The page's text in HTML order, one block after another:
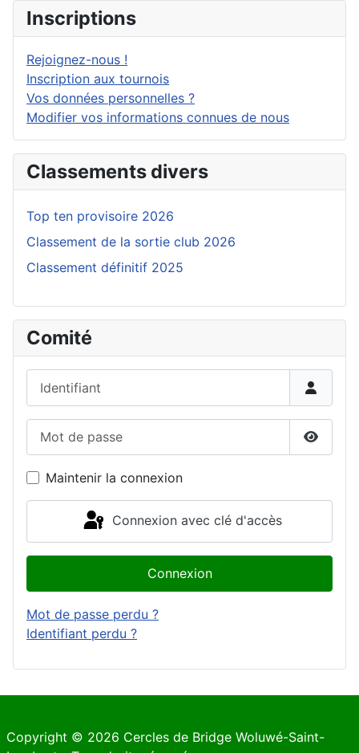
Inscriptions
Rejoignez-nous !
Inscription aux tournois
Vos données personnelles ?
Modifier vos informations connues de nous
Classements divers
Top ten provisoire 2026
Classement de la sortie club 2026
Classement définitif 2025
Comité
Maintenir la connexion
Connexion avec clé d'accès
Connexion
Mot de passe perdu ?
Identifiant perdu ?
Copyright © 2026 Cercles de Bridge Woluwé-Saint-